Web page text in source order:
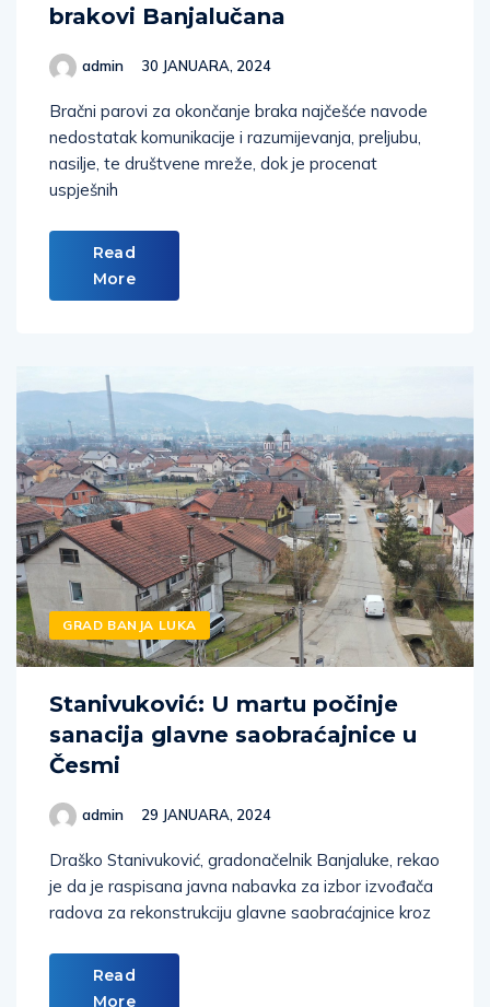
brakovi Banjalučana
admin 30 JANUARA, 2024
Bračni parovi za okončanje braka najčešće navode
nedostatak komunikacije i razumijevanja, preljubu,
nasilje, te društvene mreže, dok je procenat
uspješnih
Read
More
GRAD BANJA LUKA
Stanivuković: U martu počinje
sanacija glavne saobraćajnice u
Česmi
admin 29 JANUARA, 2024
Draško Stanivuković, gradonačelnik Banjaluke, rekao
je da je raspisana javna nabavka za izbor izvođača
radova za rekonstrukciju glavne saobraćajnice kroz
Read
More